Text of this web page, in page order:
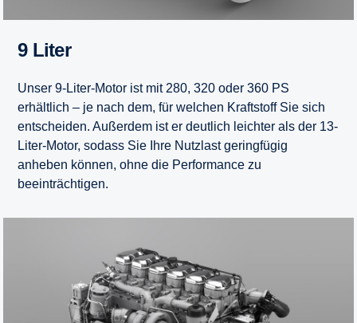
9 Liter
Unser 9-Liter-Motor ist mit 280, 320 oder 360 PS
erhältlich – je nach dem, für welchen Kraftstoff Sie sich
entscheiden. Außerdem ist er deutlich leichter als der 13-
Liter-Motor, sodass Sie Ihre Nutzlast geringfügig
anheben können, ohne die Performance zu
beeinträchtigen.